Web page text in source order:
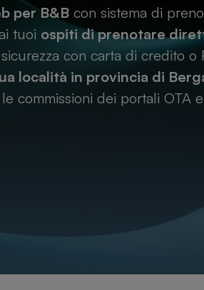
per B&B con sistema di
tuoi ospiti di prenotare
con carta di credito o
località in provincia di
commissioni dei portali OTA e